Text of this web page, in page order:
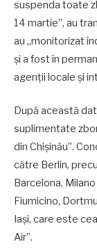
suspenda toate
14 martie”, au
au „monitorizat
și a fost în
agenții locale și
După această
suplimentate
din Chișinău”.
către Berlin,
Barcelona,
Fiumicino,
Iași, care este
Air”.